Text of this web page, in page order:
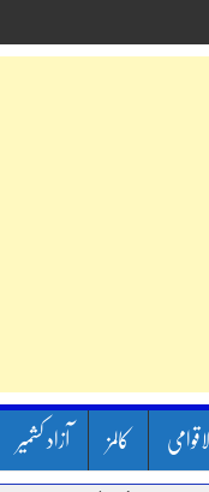
کالمز آزاد کشمیر